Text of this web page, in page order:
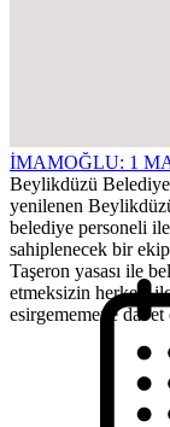
İMAMOĞLU: 1
Beylikdüzü Belediye
yenilenen
belediye personeli
sahiplenecek bir
Taşeron yasası ile
etmeksizin herkesi
esirgememeye